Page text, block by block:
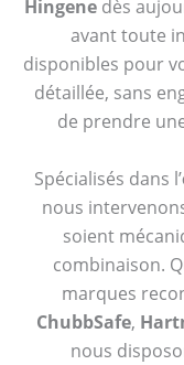
Hingene dès
avant toute
disponibles pour
détaillée, sans
de prendre
Spécialisés dans l’
nous
soient
combinaison.
marques
ChubbSafe,
nous